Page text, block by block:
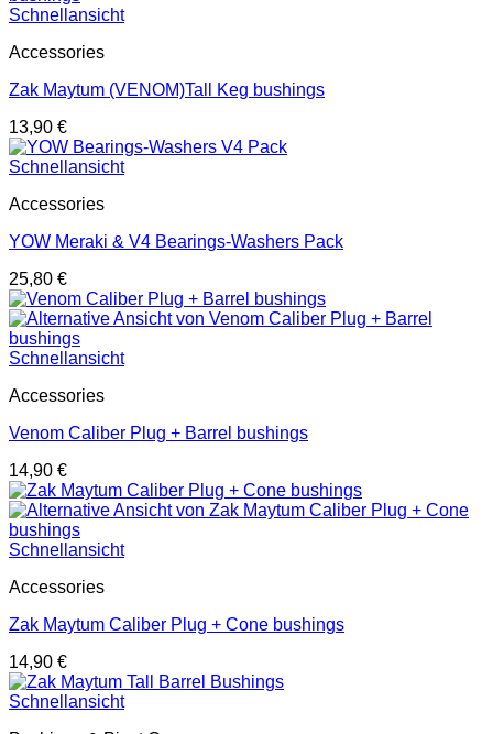
Schnellansicht
Accessories
Zak Maytum (VENOM)Tall Keg bushings
13,90 €
Schnellansicht
Accessories
YOW Meraki & V4 Bearings-Washers Pack
25,80 €
Schnellansicht
Accessories
Venom Caliber Plug + Barrel bushings
14,90 €
Schnellansicht
Accessories
Zak Maytum Caliber Plug + Cone bushings
14,90 €
Schnellansicht